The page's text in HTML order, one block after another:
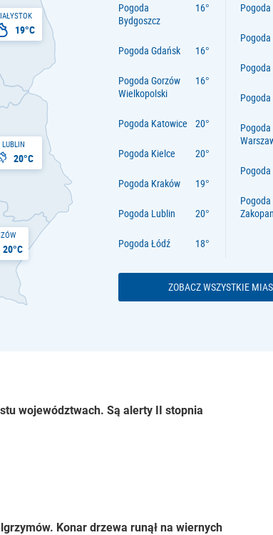
19°C
LUBLIN
20°C
20°C
Pogoda
Bydgoszcz
Pogoda Gdańsk
Pogoda Gorzów
Wielkopolski
Pogoda Katowice
Pogoda Kielce
Pogoda Kraków
Pogoda Lublin
Pogoda Łódź
Pogoda
Pogoda
Pogoda
ZOBACZ WSZYSTKIE
województwach. Są alerty II stopnia
Konar drzewa runął na wiernych